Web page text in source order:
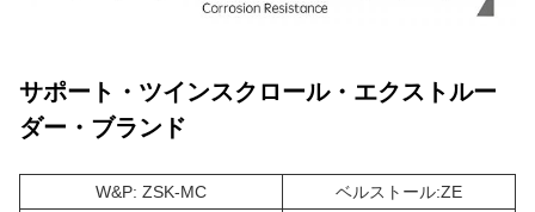
サポート・ツインスクロール・エクストルー
ダー・ブランド
W&P: ZSK-MC
ベルストール:ZE